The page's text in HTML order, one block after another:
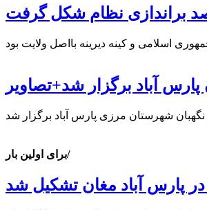
آباد برگزار شد+تصاویر
برای اولین بار/
پارس آباد مغان تشکیل شد